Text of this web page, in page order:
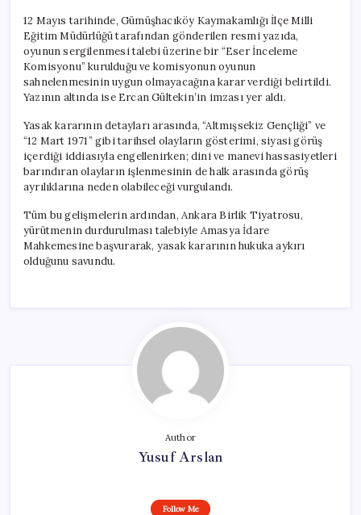
12 Mayıs tarihinde, Gümüşhacıköy Kaymakamlığı İlçe Milli
Eğitim Müdürlüğü tarafından gönderilen resmi yazıda,
oyunun sergilenmesi talebi üzerine bir “Eser İnceleme
Komisyonu” kurulduğu ve komisyonun oyunun
sahnelenmesinin uygun olmayacağına karar verdiği belirtildi.
Yazının altında ise Ercan Gültekin’in imzası yer aldı.
Yasak kararının detayları arasında, “Altmışsekiz Gençliği” ve
“12 Mart 1971” gibi tarihsel olayların gösterimi, siyasi görüş
içerdiği iddiasıyla engellenirken; dini ve manevi hassasiyetleri
barındıran olayların işlenmesinin de halk arasında görüş
ayrılıklarına neden olabileceği vurgulandı.
Tüm bu gelişmelerin ardından, Ankara Birlik Tiyatrosu,
yürütmenin durdurulması talebiyle Amasya İdare
Mahkemesine başvurarak, yasak kararının hukuka aykırı
olduğunu savundu.
Author
Yusuf Arslan
Follow Me